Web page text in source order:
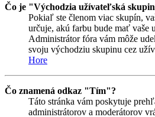
Čo je "Východzia užívateľská
Pokiaľ ste členom viac skupín,
určuje, akú farbu bude mať vaše
Administrátor fóra vám môže
svoju východziu skupinu cez
Hore
Čo znamená odkaz "Tím"?
Táto stránka vám poskytuje
administrátorov a moderátorov